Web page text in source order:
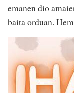
emanen dio
baita orduan.